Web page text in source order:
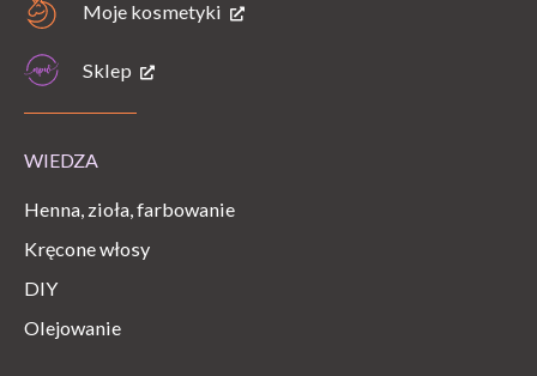
Moje kosmetyki
Sklep
WIEDZA
Henna, zioła, farbowanie
Kręcone włosy
DIY
Olejowanie